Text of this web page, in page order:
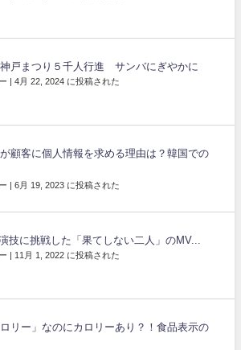
神戸まつり５千人行進 サンバにぎやかに
| 4月 22, 2024 に投稿された
顧客に個人情報を求める理由は？韓国での
| 6月 19, 2023 に投稿された
技に挑戦した「果てしない二人」のMV...
| 11月 1, 2022 に投稿された
ロリー」なのにカロリーあり？！食品表示の